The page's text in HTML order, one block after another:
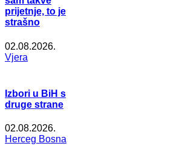
prijetnje, to je
strašno
02.08.2026.
Vjera
Izbori u BiH s
druge strane
02.08.2026.
Herceg Bosna